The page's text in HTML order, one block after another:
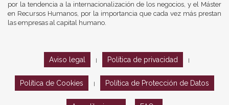
por la tendencia a la internacionalización de los negocios, y el Máster
en Recursos Humanos, por la importancia que cada vez más prestan
las empresas al capital humano.
Aviso legal Política de privacidad
Política de Cookies Política de Protección de Datos